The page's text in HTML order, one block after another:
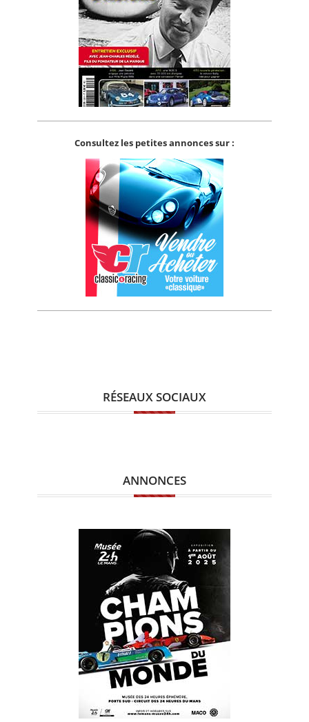
Consultez les petites annonces sur :
RÉSEAUX SOCIAUX
ANNONCES